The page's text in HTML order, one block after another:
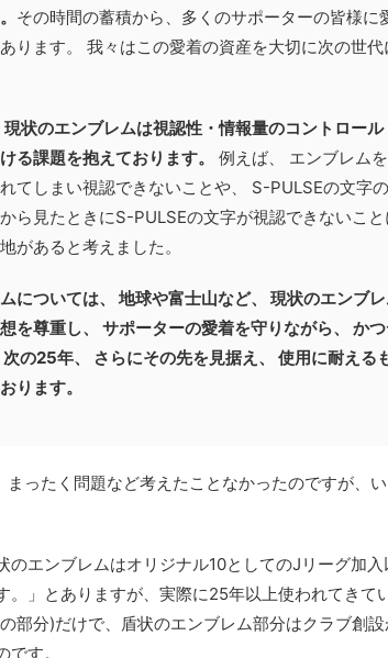
その時間の蓄積から、多くのサポーターの皆様に
ります。 我々はこの愛着の資産を大切に次の世
現状のエンブレムは視認性・情報量のコントロー
る課題を抱えております。
例えば、 エンブレム
てしまい視認できないことや、 S-PULSEの文字
ら見たときにS-PULSEの文字が視認できないこ
があると考えました。
については、 地球や富士山など、 現状のエンブ
を尊重し、 サポーターの愛着を守りながら、 か
次の25年、 さらにその先を見据え、 使用に耐える
ります。
ったく問題など考えたことなかったのですが、
のエンブレムはオリジナル10としてのJリーグ加
。」とありますが、実際に25年以上使われてきて
部分)だけで、盾状のエンブレム部分はクラブ創
す。